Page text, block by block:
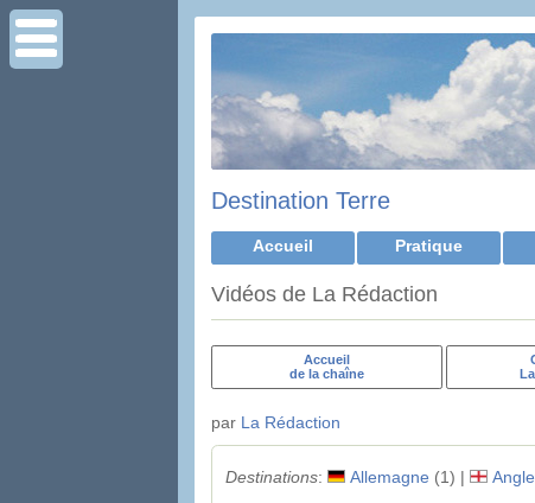
Destination Terre
Accueil Pratique
Vidéos de La Rédaction
Accueil
de la chaîne
par La Rédaction
Destinations: Allemagne (1) |